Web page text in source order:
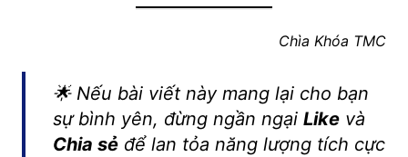
Chìa Khóa TMC
🌟 Nếu bài viết này mang lại cho bạn
sự bình yên, đừng ngần ngại Likevà
Chia sẻđể lan tỏa năng lượng tích cực